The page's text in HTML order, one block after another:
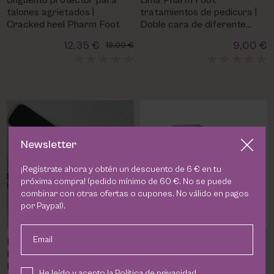
talones agrietados |
Cracked heel Pharm Foot
12,35 € 13,00 €
tratamientos de pedicura |
Doble cara de diferente
9,00 €
Pack Lima + Crema Cracked
Heel Protector | Pharm Foot
Pedicura en casa
RENOVATOR: Mascarilla
Newsletter
¡Regístrate ahora y obtén un descuento de 6 € en tu
próxima compra! (pedido mínimo de 60 €. No se puede
combinar con otras ofertas o cupones. No válido en pagos
por Paypal).
Email
PHARM FOOT
VICTORIA VYNN